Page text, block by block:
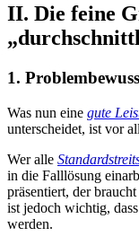
II. Die feine
1.
Was nun eine gute
unterscheidet, ist vor
Wer alle
in die Falllösung
präsentiert, der
ist jedoch wichtig,
werden.